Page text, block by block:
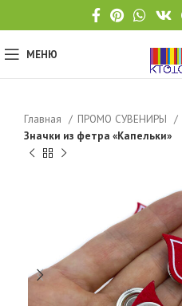
МЕНЮ
Главная ПРОМО СУВЕНИРЫ
Значки из фетра «Капельки»